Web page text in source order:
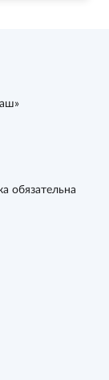
обязательна